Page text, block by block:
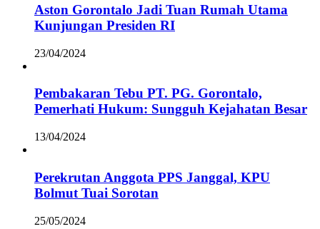
Aston Gorontalo Jadi Tuan Rumah Utama
Kunjungan Presiden RI
23/04/2024
Pembakaran Tebu PT. PG. Gorontalo,
Pemerhati Hukum: Sungguh Kejahatan Besar
13/04/2024
Perekrutan Anggota PPS Janggal, KPU
Bolmut Tuai Sorotan
25/05/2024